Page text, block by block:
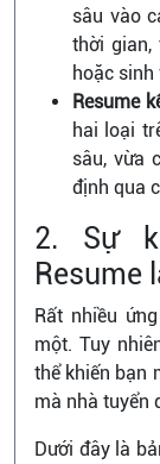
sâu vào
thời gian,
hoặc
Resume
hai loại
sâu, vừa
định qua
2. Sự
Resume
Rất nhiều
một. Tuy
thể khiến bạn
mà nhà tuyển
Dưới đây là